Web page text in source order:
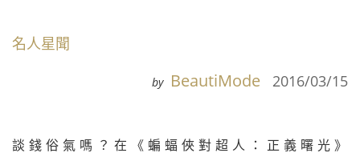
名人星聞
by BeautiMode 2016/03/15
談錢俗氣嗎？在《蝙蝠俠對超人：正義曙光》